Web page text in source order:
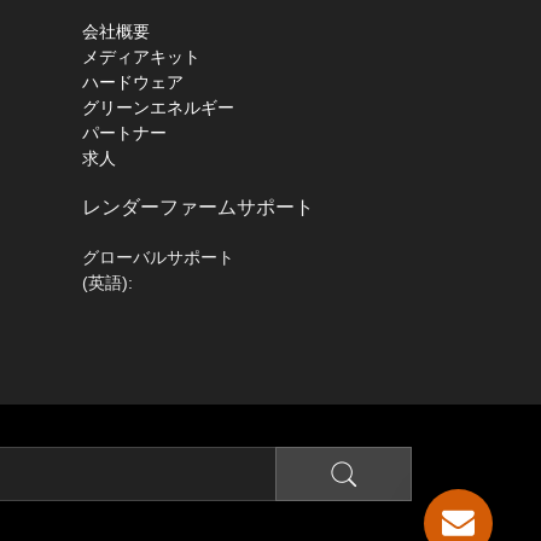
会社概要
メディアキット
ハードウェア
グリーンエネルギー
パートナー
求人
レンダーファームサポート
グローバルサポート
(英語):